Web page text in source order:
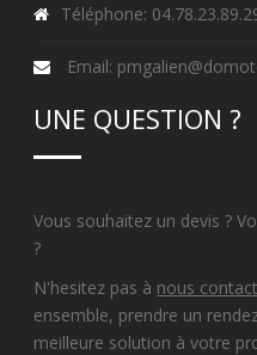
Téléphone:
Email:
UNE QUESTION ?
Vous souhaitez un devis ?
?
N'hesitez pas à nous
ensemble, prendre un
meilleure solution à votre